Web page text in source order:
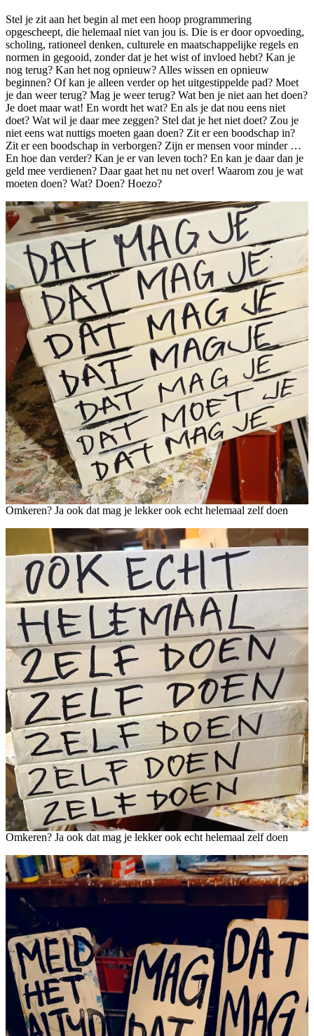
Stel je zit aan het begin al met een hoop programmering
opgescheept, die helemaal niet van jou is. Die is er door opvoeding,
scholing, rationeel denken, culturele en maatschappelijke regels en
normen in gegooid, zonder dat je het wist of invloed hebt? Kan je
nog terug? Kan het nog opnieuw? Alles wissen en opnieuw
beginnen? Of kan je alleen verder op het uitgestippelde pad? Moet
je dan weer terug? Mag je weer terug? Wat ben je niet aan het doen?
Je doet maar wat! En wordt het wat? En als je dat nou eens niet
doet? Wat wil je daar mee zeggen? Stel dat je het niet doet? Zou je
niet eens wat nuttigs moeten gaan doen? Zit er een boodschap in?
Zit er een boodschap in verborgen? Zijn er mensen voor minder …
En hoe dan verder? Kan je er van leven toch? En kan je daar dan je
geld mee verdienen? Daar gaat het nu net over! Waarom zou je wat
moeten doen? Wat? Doen? Hoezo?
Omkeren? Ja ook dat mag je lekker ook echt helemaal zelf doen
Omkeren? Ja ook dat mag je lekker ook echt helemaal zelf doen